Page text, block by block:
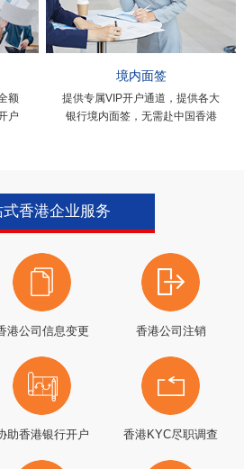
额
户
境内面签
提供专属VIP开户通道，提供各大
银行境内面签，无需赴中国香港
式香港企业服务
港公司信息变更 香港公司注销
助香港银行开户 香港KYC尽职调查